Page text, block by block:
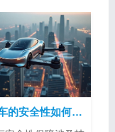
飞行汽车的安全性如何得到保障？